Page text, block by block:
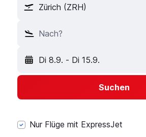
Zürich (ZRH)
Nach?
Di 8.9. - Di 15.9.
Suchen
Nur Flüge mit ExpressJet